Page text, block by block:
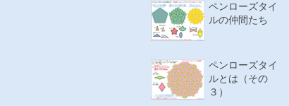
ペンローズタイ
ルの仲間たち
ペンローズタイ
ルとは（その
３）